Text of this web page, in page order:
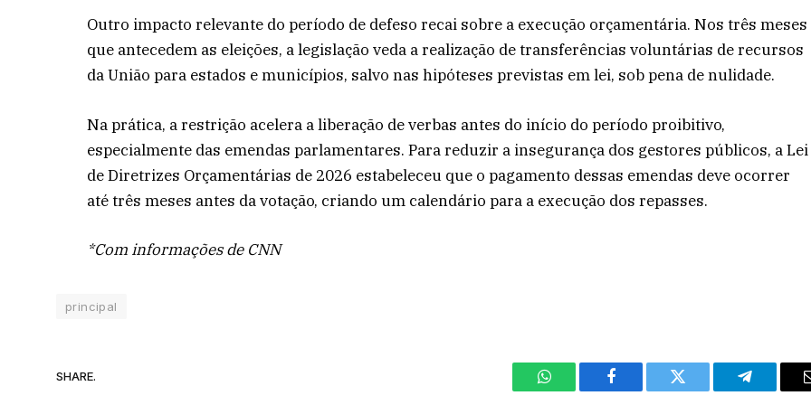
Outro impacto relevante do período de defeso recai sobre a execução orçamentária. Nos três meses
que antecedem as eleições, a legislação veda a realização de transferências voluntárias de recursos
da União para estados e municípios, salvo nas hipóteses previstas em lei, sob pena de nulidade.
Na prática, a restrição acelera a liberação de verbas antes do início do período proibitivo,
especialmente das emendas parlamentares. Para reduzir a insegurança dos gestores públicos, a Lei
de Diretrizes Orçamentárias de 2026 estabeleceu que o pagamento dessas emendas deve ocorrer
até três meses antes da votação, criando um calendário para a execução dos repasses.
*Com informações de CNN
principal
SHARE.
WhatsAppFacebook Twitter Telegram